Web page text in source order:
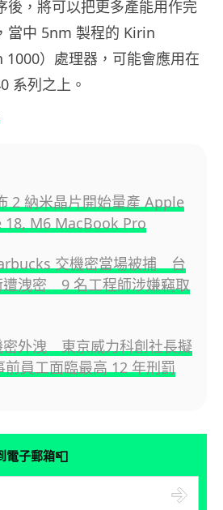
後，將可以把更多產能用作完
當中 5nm 製程的 Kirin
1000）處理器，可能會應用在
系列之上。
2 納米晶片開始量產 Apple
18, M6 MacBook Pro
交機密當場被捕 台
洩密 9 名工程師涉嫌竊取
外洩 東京威力科創社長擬
員工面臨最高 12 年刑罰
電子郵箱📮